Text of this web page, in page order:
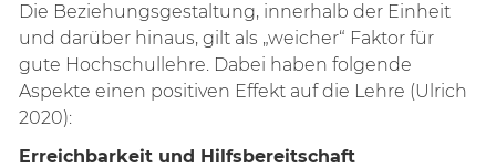
Die Beziehungsgestaltung, innerhalb der Einheit
und darüber hinaus, gilt als „weicher“ Faktor für
gute Hochschullehre. Dabei haben folgende
Aspekte einen positiven Effekt auf die Lehre (Ulrich
2020):
Erreichbarkeit und Hilfsbereitschaft